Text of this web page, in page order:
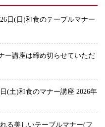
日(日)和食のテーブルマナー
ー講座は締め切らせていただ
(土)和食のマナー講座 2026年
る美しいテーブルマナー(フ